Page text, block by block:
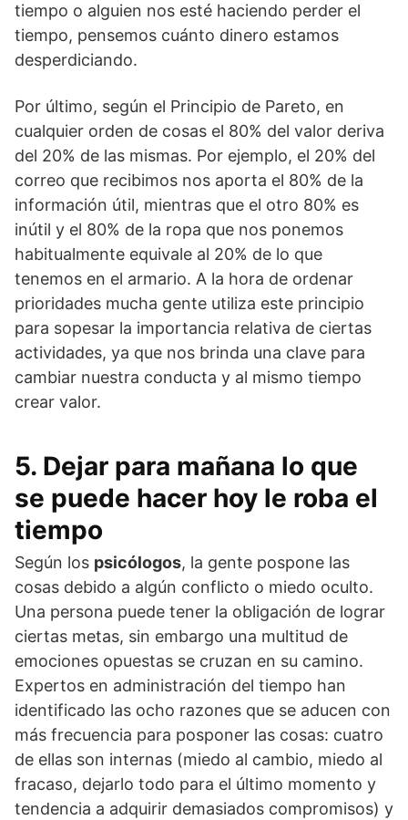
tiempo o alguien nos esté haciendo perder el
tiempo, pensemos cuánto dinero estamos
desperdiciando.
Por último, según el Principio de Pareto, en
cualquier orden de cosas el 80% del valor deriva
del 20% de las mismas. Por ejemplo, el 20% del
correo que recibimos nos aporta el 80% de la
información útil, mientras que el otro 80% es
inútil y el 80% de la ropa que nos ponemos
habitualmente equivale al 20% de lo que
tenemos en el armario. A la hora de ordenar
prioridades mucha gente utiliza este principio
para sopesar la importancia relativa de ciertas
actividades, ya que nos brinda una clave para
cambiar nuestra conducta y al mismo tiempo
crear valor.
5. Dejar para mañana lo que
se puede hacer hoy le roba el
tiempo
Según los psicólogos, la gente pospone las
cosas debido a algún conflicto o miedo oculto.
Una persona puede tener la obligación de lograr
ciertas metas, sin embargo una multitud de
emociones opuestas se cruzan en su camino.
Expertos en administración del tiempo han
identificado las ocho razones que se aducen con
más frecuencia para posponer las cosas: cuatro
de ellas son internas (miedo al cambio, miedo al
fracaso, dejarlo todo para el último momento y
tendencia a adquirir demasiados compromisos) y